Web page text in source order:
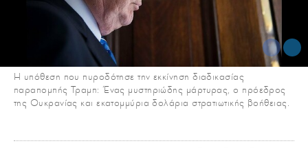
Η υπόθεση που πυροδότησε την εκκίνηση διαδικασίας
παραπομπής Τραμπ: Ένας μυστηριώδης μάρτυρας, ο πρόεδρος
της Ουκρανίας και εκατομμύρια δολάρια στρατιωτικής βοήθειας.